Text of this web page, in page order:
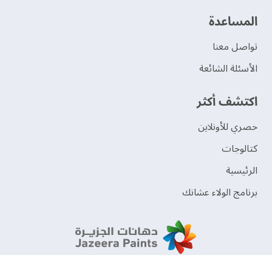
‫المساعدة‬
تواصل معنا
الأسئلة الشائعة
اكتشف أكثر
حصري للأونلاين
‫كتالوجات‬
الرئيسية
برنامج الولاء عشانك